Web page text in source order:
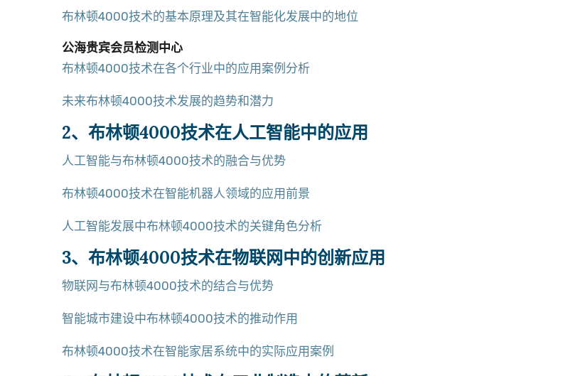
布林顿4000技术的基本原理及其在智能化发展中的地位
公海贵宾会员检测中心
布林顿4000技术在各个行业中的应用案例分析
未来布林顿4000技术发展的趋势和潜力
2、布林顿4000技术在人工智能中的应用
人工智能与布林顿4000技术的融合与优势
布林顿4000技术在智能机器人领域的应用前景
人工智能发展中布林顿4000技术的关键角色分析
3、布林顿4000技术在物联网中的创新应用
物联网与布林顿4000技术的结合与优势
智能城市建设中布林顿4000技术的推动作用
布林顿4000技术在智能家居系统中的实际应用案例